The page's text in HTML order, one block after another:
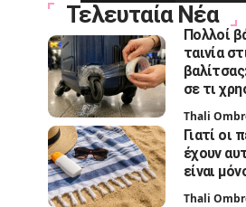
Τελευταία Νέα
Πολλοί
ταινία
σε τι
Thali
Γιατί οι
έχουν
είναι
Thali